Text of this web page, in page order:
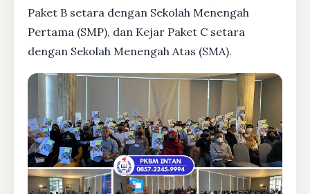
Paket B setara dengan Sekolah Menengah
Pertama (SMP), dan Kejar Paket C setara
dengan Sekolah Menengah Atas (SMA).